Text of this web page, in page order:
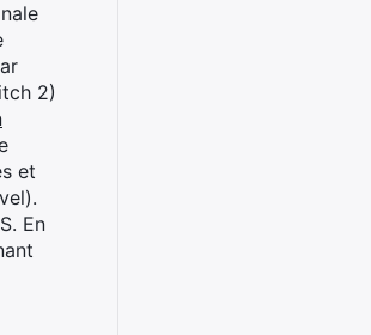
2)
et
En